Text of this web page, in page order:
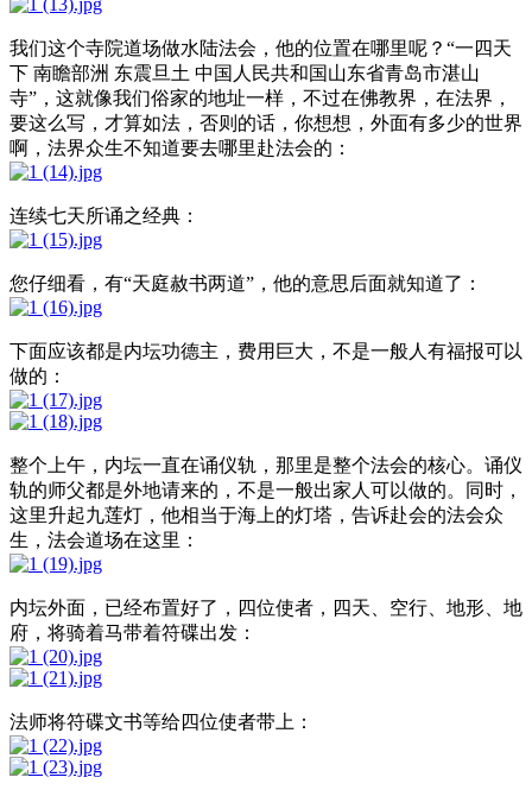
我们这个寺院道场做水陆法会，他的位置在哪里呢？“一四天
下 南瞻部洲 东震旦土 中国人民共和国山东省青岛市湛山
寺”，这就像我们俗家的地址一样，不过在佛教界，在法界，
要这么写，才算如法，否则的话，你想想，外面有多少的世界
啊，法界众生不知道要去哪里赴法会的：
连续七天所诵之经典：
您仔细看，有“天庭赦书两道”，他的意思后面就知道了：
下面应该都是内坛功德主，费用巨大，不是一般人有福报可以
做的：
整个上午，内坛一直在诵仪轨，那里是整个法会的核心。诵仪
轨的师父都是外地请来的，不是一般出家人可以做的。同时，
这里升起九莲灯，他相当于海上的灯塔，告诉赴会的法会众
生，法会道场在这里：
内坛外面，已经布置好了，四位使者，四天、空行、地形、地
府，将骑着马带着符碟出发：
法师将符碟文书等给四位使者带上：